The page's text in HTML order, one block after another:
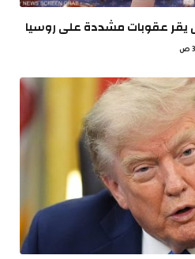
يقر عقوبات مشددة على روسيا